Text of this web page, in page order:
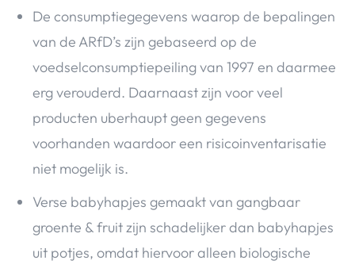
De consumptiegegevens waarop de bepalingen
van de ARfD’s zijn gebaseerd op de
voedselconsumptiepeiling van 1997 en daarmee
erg verouderd. Daarnaast zijn voor veel
producten uberhaupt geen gegevens
voorhanden waardoor een risicoinventarisatie
niet mogelijk is.
Verse babyhapjes gemaakt van gangbaar
groente & fruit zijn schadelijker dan babyhapjes
uit potjes, omdat hiervoor alleen biologische